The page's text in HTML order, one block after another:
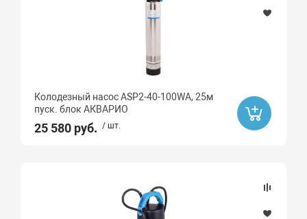
Колодезный насос ASP2-40-100WA, 25м
пуск. блок АКВАРИО
25 580 руб. / шт.